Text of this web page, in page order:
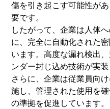
傷を引き起こす可能性が
要です。
したがって、企業は人体
に、完全に自動化された
います。高度な漏れ検出
ンダー封じ込め技術が実装
さらに、企業は従業員向
施し、管理された使用を
の準拠を促進しています